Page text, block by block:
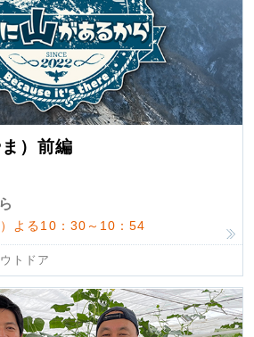
）前編
よる10：30～10：54
トドア